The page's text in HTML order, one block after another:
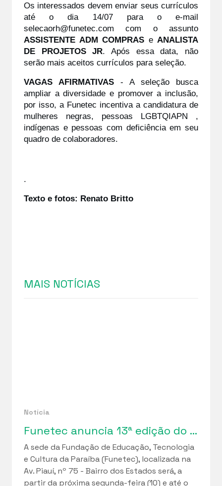
Os interessados devem enviar seus currículos
até o dia 14/07 para o e-mail
ASSISTENTE ADM COMPRAS e ANALISTA
DE PROJETOS JR. Após essa data, não
serão mais aceitos currículos para seleção.
VAGAS AFIRMATIVAS - A seleção busca
ampliar a diversidade e promover a inclusão,
por isso, a Funetec incentiva a candidatura de
mulheres negras, pessoas LGBTQIAPN ,
indígenas e pessoas com deficiência em seu
quadro de colaboradores.
.
Texto e fotos: Renato Britto
MAIS NOTÍCIAS
Notícia
Funetec anuncia 13ª edição do “Bazar da Solidariedade”
A sede da Fundação de Educação, Tecnologia
e Cultura da Paraíba (Funetec), localizada na
Av. Piauí, nº 75 - Bairro dos Estados será, a
partir da próxima segunda-feira (10) e até o